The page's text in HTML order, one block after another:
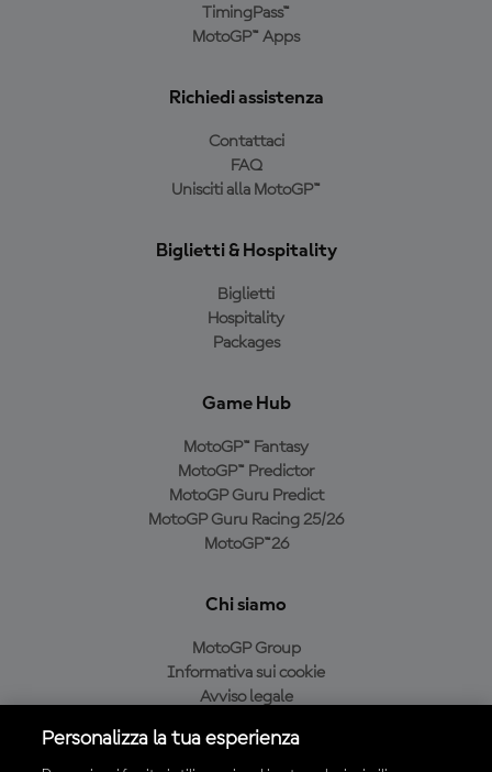
TimingPass™
MotoGP™ Apps
Richiedi assistenza
Contattaci
FAQ
Unisciti alla MotoGP™
Biglietti & Hospitality
Biglietti
Hospitality
Packages
Game Hub
MotoGP™ Fantasy
MotoGP™ Predictor
MotoGP Guru Predict
MotoGP Guru Racing 25/26
MotoGP™26
Chi siamo
MotoGP Group
Informativa sui cookie
Avviso legale
Condizioni di acquisto
Personalizza la tua esperienza